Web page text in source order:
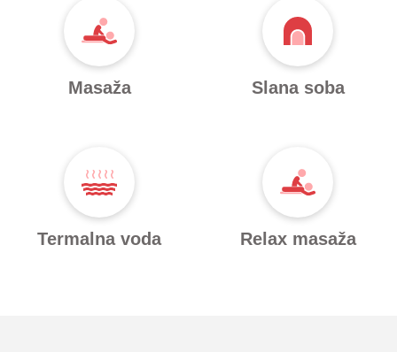
Masaža Slana soba
Termalna voda Relax masaža